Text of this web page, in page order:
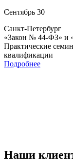
Сентябрь 30
Санкт-Петербург
«Закон № 44-ФЗ» и
Практические
квалификации
Подробнее
Наши